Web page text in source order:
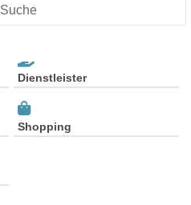
Suche
Dienstleister
Shopping